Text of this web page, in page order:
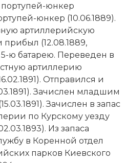
отношений
и организации
юнкер
юнкер (10.06.1889).
артиллерийскую
(12.08.1889,
5-ю батарею. Переведен в
артиллерию
Отправился и
Зачислен младшим
Зачислен в запас
по Курскому уезду
Из запаса
в Коренной отдел
парков Киевского